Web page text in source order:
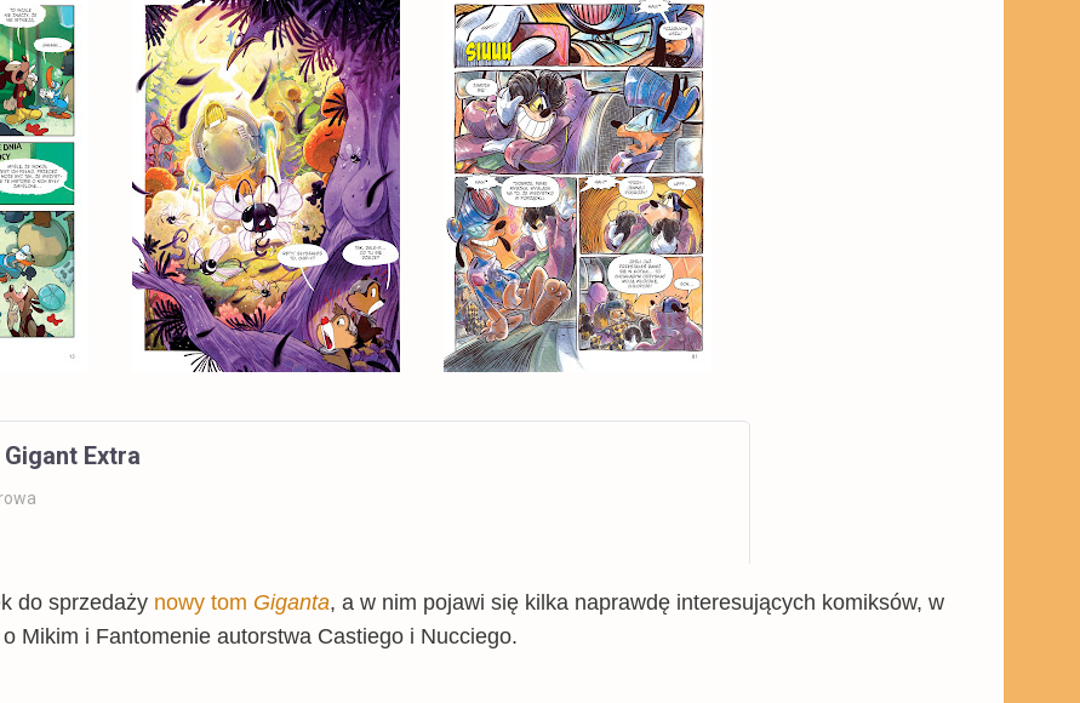
Extra
do sprzedaży nowy tom Giganta, a w nim pojawi się kilka naprawdę interesujących komiksów, w
Mikim i Fantomenie autorstwa Castiego i Nucciego.